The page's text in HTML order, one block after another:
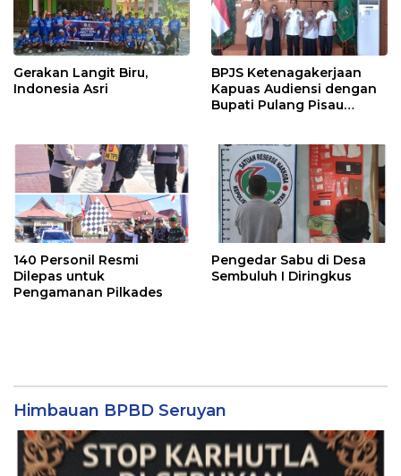
Gerakan Langit Biru,
Indonesia Asri
BPJS Ketenagakerjaan
Kapuas Audiensi dengan
Bupati Pulang Pisau
Pekerja Rentan
140 Personil Resmi
Dilepas untuk
Pengamanan Pilkades
Pengedar Sabu di Desa
Sembuluh I Diringkus
Himbauan BPBD Seruyan